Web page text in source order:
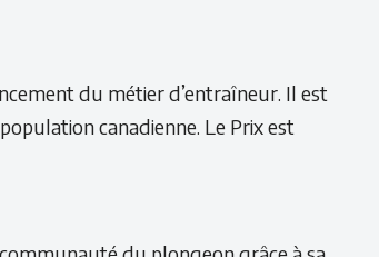
du métier d’entraîneur. Il est
canadienne. Le Prix est